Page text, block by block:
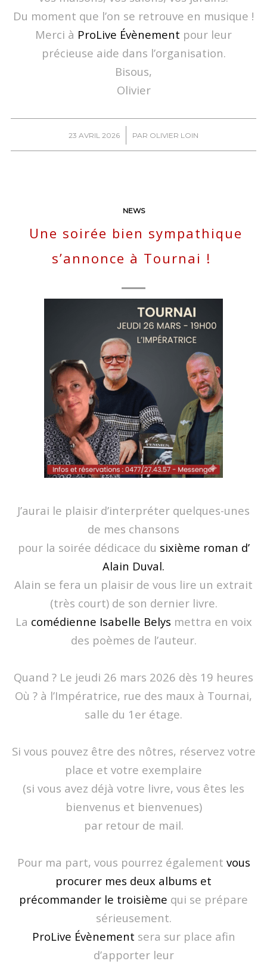
Du moment que l’on se retrouve en musique !
Merci à ProLive Évènement pour leur
précieuse aide dans l’organisation.
Bisous,
Olivier
23 AVRIL 2026
/ PAR OLIVIER LOIN
NEWS
Une soirée bien sympathique
s’annonce à Tournai !
J’aurai le plaisir d’interpréter quelques-unes
de mes chansons
pour la soirée dédicace du sixième roman d’
Alain Duval.
Alain se fera un plaisir de vous lire un extrait
(très court) de son dernier livre.
La comédienne Isabelle Belys mettra en voix
des poèmes de l’auteur.
Quand ? Le jeudi 26 mars 2026 dès 19 heures
Où ? à l’Impératrice, rue des maux à Tournai,
salle du 1er étage.
Si vous pouvez être des nôtres, réservez votre
place et votre exemplaire
(si vous avez déjà votre livre, vous êtes les
bienvenus et bienvenues)
par retour de mail.
Pour ma part, vous pourrez également vous
procurer mes deux albums et
précommander le troisième qui se prépare
sérieusement.
ProLive Évènement sera sur place afin
d’apporter leur